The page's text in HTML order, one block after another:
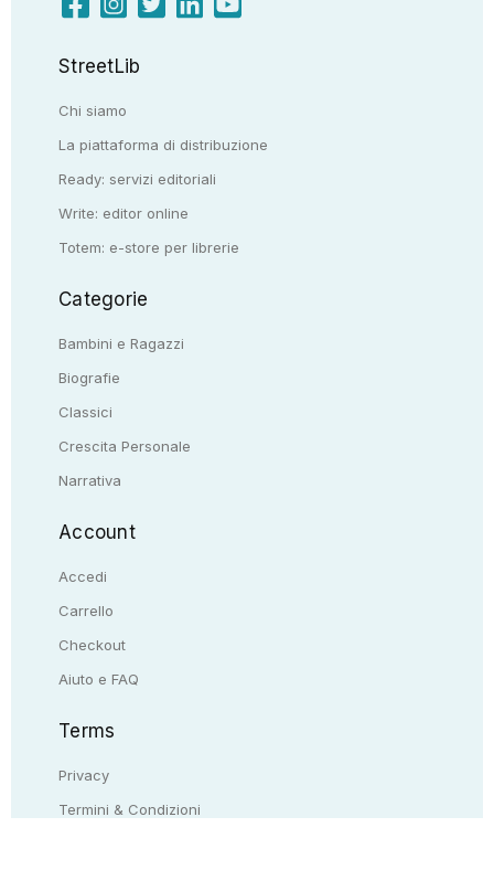
StreetLib
Chi siamo
La piattaforma di distribuzione
Ready: servizi editoriali
Write: editor online
Totem: e-store per librerie
Categorie
Bambini e Ragazzi
Biografie
Classici
Crescita Personale
Narrativa
Account
Accedi
Carrello
Checkout
Aiuto e FAQ
Terms
Privacy
Termini & Condizioni